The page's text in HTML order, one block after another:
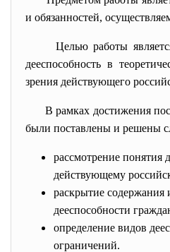
и обязанностей,
Целью работы
дееспособность в
зрения действующего
В рамках достижения
были поставлены и решены
рассмотрение понятия
действующему
раскрытие
дееспособности
определение видов
ограничений.